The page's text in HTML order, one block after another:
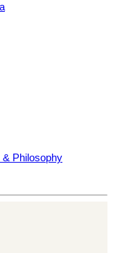
& Philosophy